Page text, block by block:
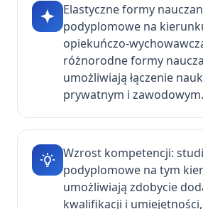
Elastyczne formy
podyplomowe na
opiekuńczo-
różnorodne formy
umożliwiają łączenie
prywatnym i zawodowym.
Wzrost kompetencji:
podyplomowe na tym
umożliwiają zdobycie
kwalifikacji i